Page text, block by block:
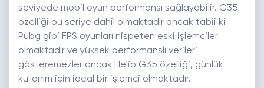
seviyede mobil oyun performansı sağlayabilir. G35
özelliği bu seriye dahil olmaktadır ancak tabii ki
Pubg gibi FPS oyunları nispeten eski işlemciler
olmaktadır ve yüksek performanslı verileri
gösteremezler ancak Helio G35 özelliği, günlük
kullanım için ideal bir işlemci olmaktadır.